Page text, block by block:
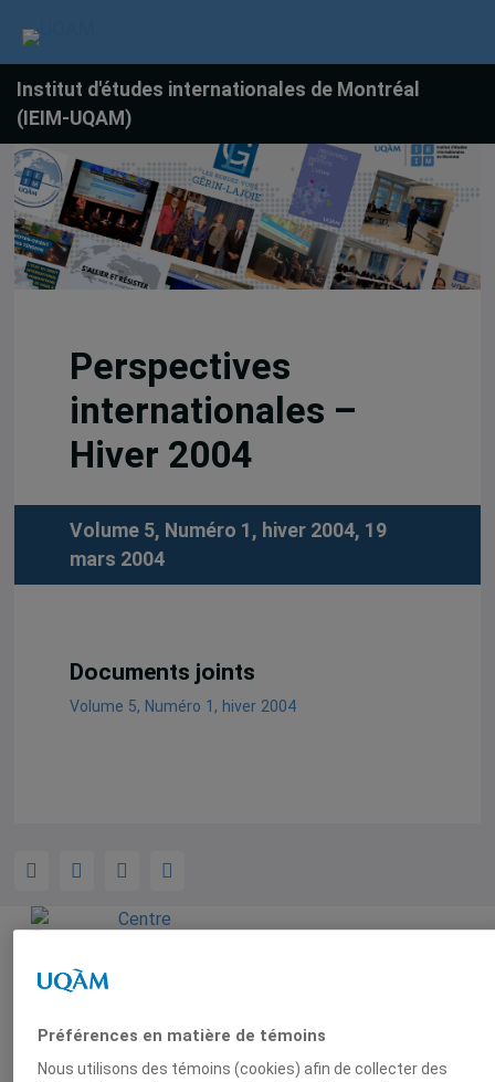
Institut d'études internationales de Montréal
(IEIM-UQAM)
Perspectives
internationales –
Hiver 2004
Volume 5, Numéro 1, hiver 2004, 19
mars 2004
Documents joints
Volume 5, Numéro 1, hiver 2004
Centre
(CEIM)
Préférences en matière de témoins
Nous utilisons des témoins (cookies) afin de collecter des